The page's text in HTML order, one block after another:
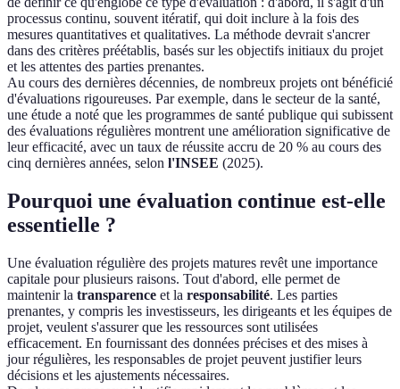
processus continu, souvent itératif, qui doit inclure à la fois des
mesures quantitatives et qualitatives. La méthode devrait s'ancrer
dans des critères préétablis, basés sur les objectifs initiaux du projet
et les attentes des parties prenantes.
Au cours des dernières décennies, de nombreux projets ont bénéficié
d'évaluations rigoureuses. Par exemple, dans le secteur de la santé,
une étude a noté que les programmes de santé publique qui subissent
des évaluations régulières montrent une amélioration significative de
leur efficacité, avec un taux de réussite accru de 20 % au cours des
cinq dernières années, selon l'INSEE (2025).
Pourquoi une évaluation continue est-elle
essentielle ?
Une évaluation régulière des projets matures revêt une importance
capitale pour plusieurs raisons. Tout d'abord, elle permet de
maintenir la transparence et la responsabilité. Les parties
prenantes, y compris les investisseurs, les dirigeants et les équipes de
projet, veulent s'assurer que les ressources sont utilisées
efficacement. En fournissant des données précises et des mises à
jour régulières, les responsables de projet peuvent justifier leurs
décisions et les ajustements nécessaires.